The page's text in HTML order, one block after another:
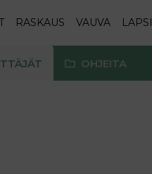
RASKAUS VAUVA LAPSI
OHJEITA